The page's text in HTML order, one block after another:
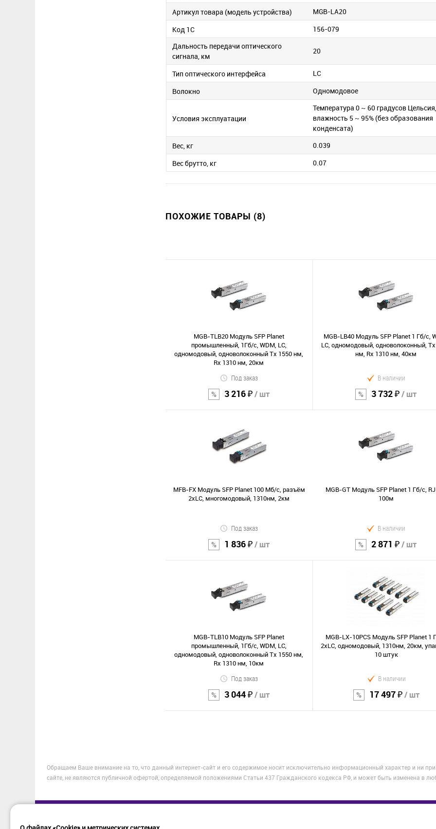
Артикул товара (модель устройства)
MGB-LA20
Код 1С
156-079
Дальность передачи оптического
сигнала, км
20
Тип оптического интерфейса
LC
Волокно
Одномодовое
Условия эксплуатации
Температура 0 ~ 60 градусов Цельсия,
влажность 5 ~ 95% (без образования
конденсата)
Вес, кг
0.039
Вес брутто, кг
0.07
ПОХОЖИЕ ТОВАРЫ (8)
MGB-TLB20 Модуль SFP Planet
промышленный, 1Гб/с, WDM, LC,
одномодовый, одноволоконный Tx 1550 нм,
Rx 1310 нм, 20км
Под заказ
3 216 ₽/ шт
В корзину
MGB-LB40 Модуль SFP Planet 1 Гб/с,
LC, одномодовый, одноволоконный,
нм, Rx 1310 нм, 40км
В наличии
3 732 ₽/ шт
В корзину
MFB-FX Модуль SFP Planet 100 Мб/с, разъём
2хLC, многомодовый, 1310нм, 2км
Под заказ
1 836 ₽/ шт
В корзину
MGB-GT Модуль SFP Planet 1 Гб/с,
100м
В наличии
2 871 ₽/ шт
В корзину
MGB-TLB10 Модуль SFP Planet
промышленный, 1Гб/с, WDM, LC,
одномодовый, одноволоконный Tx 1550 нм,
Rx 1310 нм, 10км
Под заказ
3 044 ₽/ шт
В избранное
MGB-LX-10PCS Модуль SFP Planet 1
2хLC, одномодовый, 1310нм, 20км,
10 штук
В наличии
17 497 ₽/ шт
В избранное
Обращаем Ваше внимание на то, что данный интернет-сайт и его содержимое носит исключительно информационный характер и ни
сайте, не являются публичной офертой, определяемой положениями Статьи 437 Гражданского кодекса РФ, и может быть изменена в